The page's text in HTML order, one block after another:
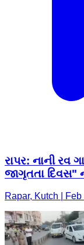
રાપર: નાની રવ
જાગૃતતા દિવસ"
Rapar, Kutch |